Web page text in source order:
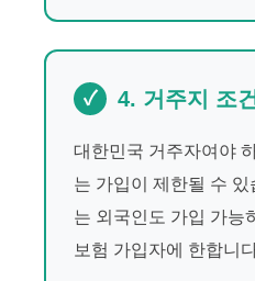
4. 거주지 조
대한민국 거주자여야
는 가입이 제한될 수
는 외국인도 가입 가능
보험 가입자에 한합니